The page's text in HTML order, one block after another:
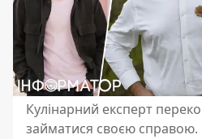
Кулінарний експерт
займатися своєю справою.